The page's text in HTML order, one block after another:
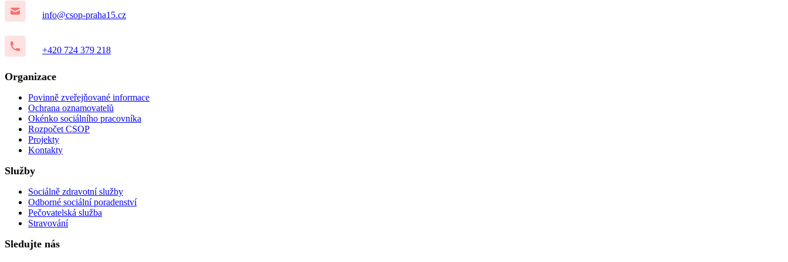
info@csop-praha15.cz
+420 724 379 218
Organizace
Povinně zveřejňované informace
Ochrana oznamovatelů
Okénko sociálního pracovníka
Rozpočet CSOP
Projekty
Kontakty
Služby
Sociálně zdravotní služby
Odborné sociální poradenství
Pečovatelská služba
Stravování
Sledujte nás